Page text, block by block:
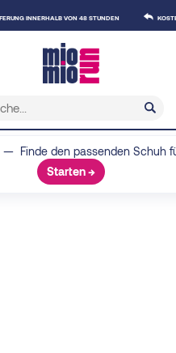
INNERHALB VON 48 STUNDEN
Finde den passenden Schuh
Starten →